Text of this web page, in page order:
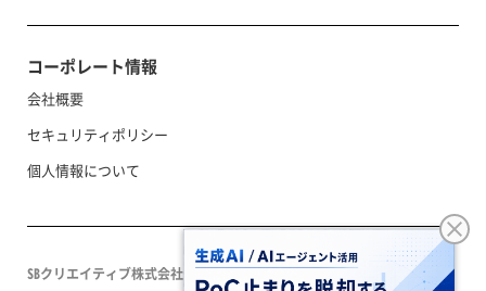
コーポレート情報
会社概要
セキュリティポリシー
個人情報について
SBクリエイティブ株式会社